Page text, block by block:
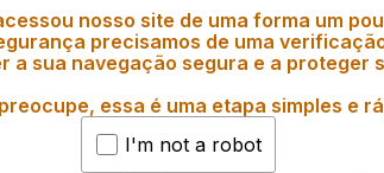
nosso site de uma forma um
precisamos de uma
a sua navegação segura e a proteger
essa é uma etapa simples e
I'm not a robot